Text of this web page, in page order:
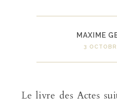
MAXIME
3
Le livre des Actes